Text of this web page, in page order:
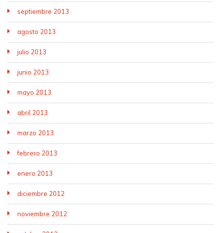
septiembre 2013
agosto 2013
julio 2013
junio 2013
mayo 2013
abril 2013
marzo 2013
febrero 2013
enero 2013
diciembre 2012
noviembre 2012